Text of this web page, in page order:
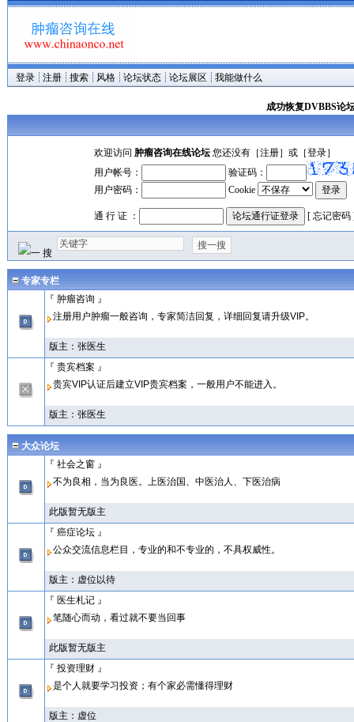
登录 注册 搜索 风格 论坛状态 论坛展区 我能做什么
成功恢复DVBBS论
欢迎访问 肿瘤咨询在线论坛您还没有［注册］或［登录］
用户帐号：
验证码：
用户密码：
Cookie
通 行 证： [ 忘记密码
专家专栏
『 肿瘤咨询 』
注册用户肿瘤一般咨询，专家简洁回复，详细回复请升级VIP。
版主： 张医生
『 贵宾档案 』
贵宾VIP认证后建立VIP贵宾档案，一般用户不能进入。
版主： 张医生
大众论坛
『 社会之窗 』
不为良相，当为良医。上医治国、中医治人、下医治病
此版暂无版主
『 癌症论坛 』
公众交流信息栏目，专业的和不专业的，不具权威性。
版主： 虚位以待
『 医生札记 』
笔随心而动，看过就不要当回事
此版暂无版主
『 投资理财 』
是个人就要学习投资；有个家必需懂得理财
版主： 虚位